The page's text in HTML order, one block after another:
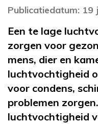
Publicatiedatum: 19
Een te lage
zorgen voor
mens, dier en
luchtvochtigheid
voor condens,
problemen
luchtvochtigheid